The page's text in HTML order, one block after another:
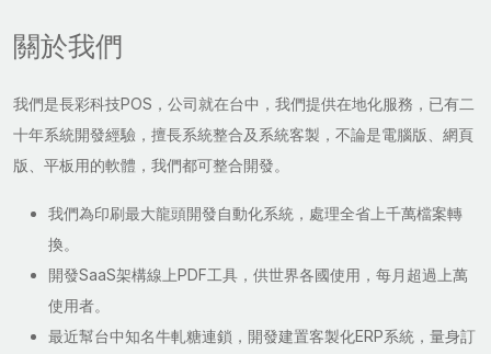
關於我們
我們是長彩科技POS，公司就在台中，我們提供在地化服務，已有二
十年系統開發經驗，擅長系統整合及系統客製，不論是電腦版、網頁
版、平板用的軟體，我們都可整合開發。
我們為印刷最大龍頭開發自動化系統，處理全省上千萬檔案轉
換。
開發SaaS架構線上PDF工具，供世界各國使用，每月超過上萬
使用者。
最近幫台中知名牛軋糖連鎖，開發建置客製化ERP系統，量身訂